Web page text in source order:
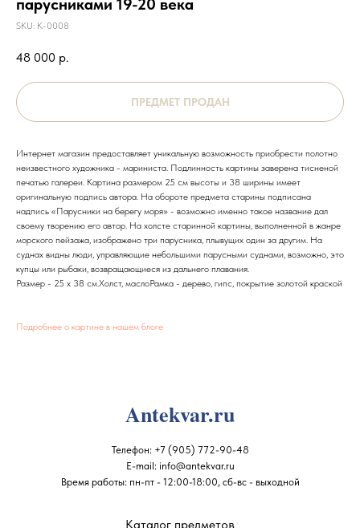
парусниками 19-20 века
SKU: К-0008
48 000 р.
Интернет магазин предоставляет уникальную возможность приобрести полотно
неизвестного художника - мариниста. Подлинность картины заверена тисненой
печатью галереи. Картина размером 25 см высоты и 38 ширины имеет
оригинальную подпись автора. На обороте предмета старины подписана
надпись «Парусники на берегу моря» - возможно именно такое название дал
своему творению его автор. На холсте старинной картины, выполненной в жанре
морского пейзажа, изображено три парусника, плывущих один за другим. На
суднах видны люди, управляющие небольшими парусными суднами, возможно, это
купцы или рыбаки, возвращающиеся из дальнего плавания.
Размер - 25 x 38 см.Холст, маслоРамка - дерево, гипс, покрытие золотой краской
Подробнее о картине в нашем блоге
Телефон: +7 (905) 772-90-48
E-mail: info@antekvar.ru
Время работы: пн-пт - 12:00-18:00, сб-вс - выходной
Antekvar.ru
Каталог предметов